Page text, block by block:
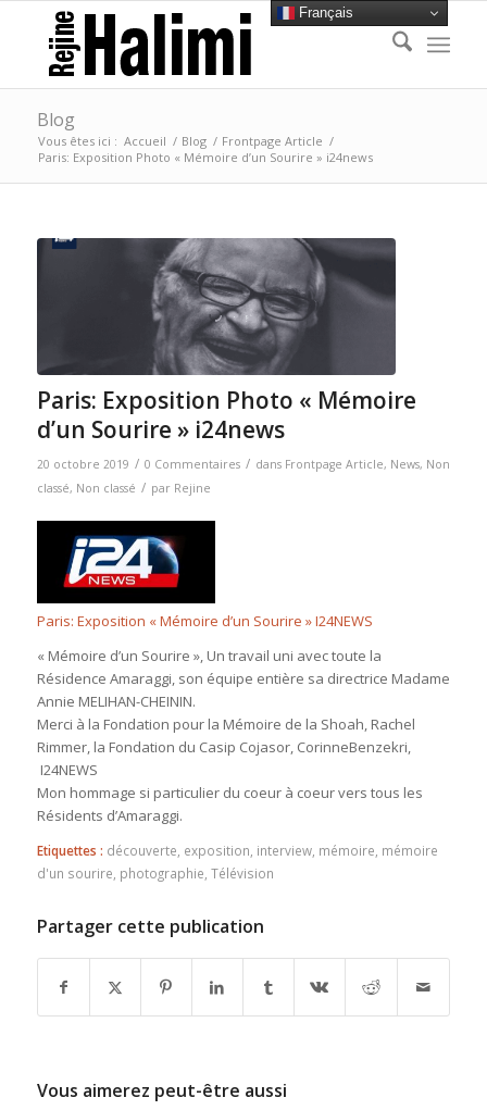
Blog
Vous êtes ici : Accueil / Blog / Frontpage Article /
Paris: Exposition Photo « Mémoire d’un Sourire » i24news
Paris: Exposition Photo « Mémoire
d’un Sourire » i24news
20 octobre 2019 / 0 Commentaires / dans Frontpage Article, News, Non
classé, Non classé / par Rejine
Paris: Exposition « Mémoire d’un Sourire » I24NEWS
« Mémoire d’un Sourire », Un travail uni avec toute la
Résidence Amaraggi, son équipe entière sa directrice Madame
Annie MELIHAN-CHEININ.
Merci à la Fondation pour la Mémoire de la Shoah, Rachel
Rimmer, la Fondation du Casip Cojasor, CorinneBenzekri,
I24NEWS
Mon hommage si particulier du coeur à coeur vers tous les
Résidents d’Amaraggi.
Etiquettes : découverte exposition interview, mémoire mémoire
d'un sourire photographie Télévision
Partager cette publication
Vous aimerez peut-être aussi
Français